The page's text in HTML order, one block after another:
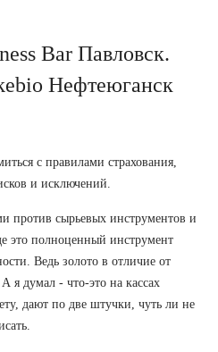
Bar Павловск.
Нефтеюганск
с правилами страхования,
и исключений.
против сырьевых инструментов и
это полноценный инструмент
Ведь золото в отличие от
я думал - что-это на кассах
дают по две штучки, чуть ли не